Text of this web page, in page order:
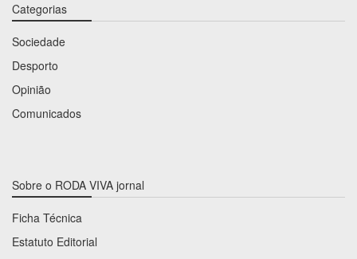
Categorias
Sociedade
Desporto
Opinião
Comunicados
Sobre o RODA VIVA jornal
Ficha Técnica
Estatuto Editorial